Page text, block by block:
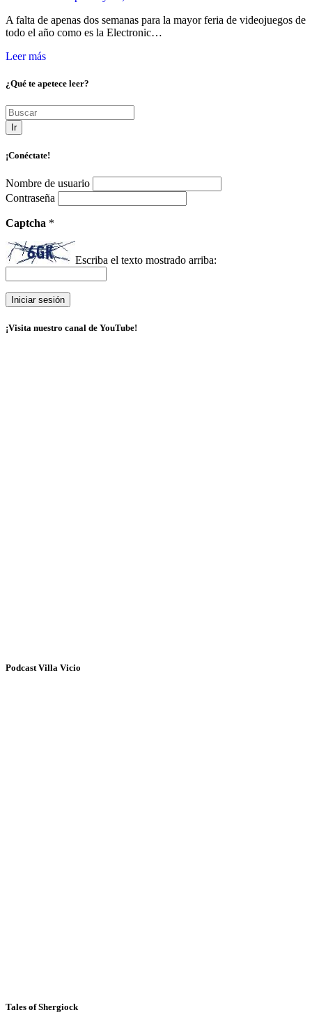
A falta de apenas dos semanas para la mayor feria de videojuegos de
todo el año como es la Electronic…
Leer más
¿Qué te apetece leer?
Ir
¡Conéctate!
Nombre de usuario
Contraseña
Captcha *
Escriba el texto mostrado arriba:
¡Visita nuestro canal de YouTube!
Podcast Villa Vicio
Tales of Shergiock